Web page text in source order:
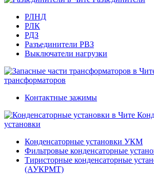
РЛНД
РЛК
РДЗ
Разъединители РВЗ
Выключатели нагрузки
трансформаторов
Контактные зажимы
установки
Конденсаторные установки УКМ
Фильтровые конденсаторные
Тиристорные конденсаторные
(АУКРМТ)